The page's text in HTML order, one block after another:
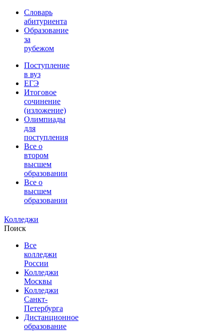
Словарь
абитуриента
Образование
за
рубежом
Поступление
в вуз
ЕГЭ
Итоговое
сочинение
(изложение)
Олимпиады
для
поступления
Все о
втором
высшем
образовании
Все о
высшем
образовании
Колледжи
Поиск
Все
колледжи
России
Колледжи
Москвы
Колледжи
Санкт-
Петербурга
Дистанционное
образование